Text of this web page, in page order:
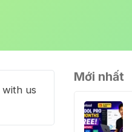
us
Mới nhất